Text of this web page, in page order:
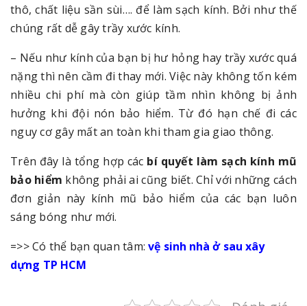
thô, chất liệu sần sùi…. để làm sạch kính. Bởi như thế
chúng rất dễ gây trầy xước kính.
– Nếu như kính của bạn bị hư hỏng hay trầy xước quá
nặng thì nên cầm đi thay mới. Việc này không tốn kém
nhiều chi phí mà còn giúp tầm nhìn không bị ảnh
hưởng khi đội nón bảo hiểm. Từ đó hạn chế đi các
nguy cơ gây mất an toàn khi tham gia giao thông.
Trên đây là tổng hợp các bí quyết làm sạch kính mũ
bảo hiểm không phải ai cũng biết. Chỉ với những cách
đơn giản này kính mũ bảo hiểm của các bạn luôn
sáng bóng như mới.
=>> Có thể bạn quan tâm:vệ sinh nhà ở sau xây
dựng TP HCM